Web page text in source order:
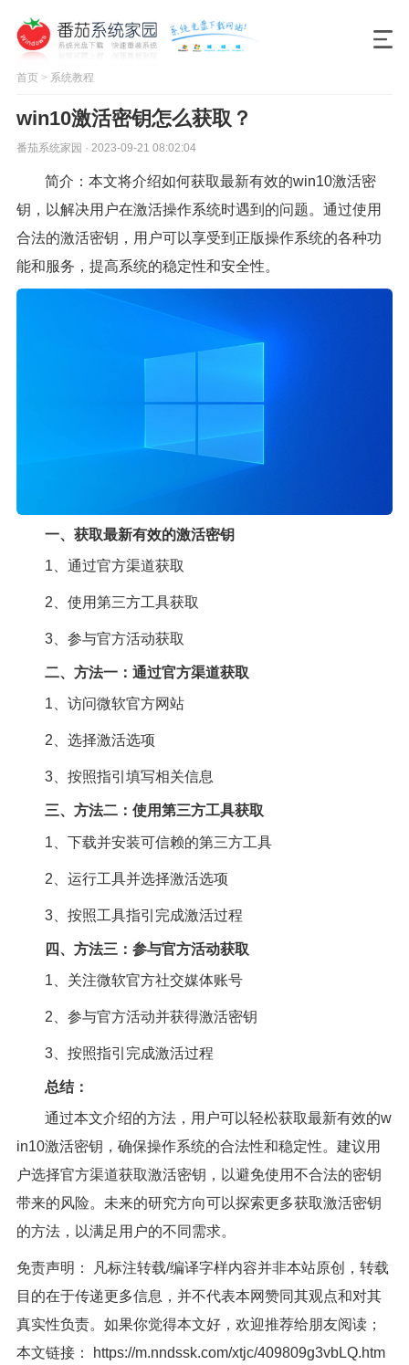
首页> 系统教程
win10激活密钥怎么获取？
番茄系统家园 · 2023-09-21 08:02:04
简介：本文将介绍如何获取最新有效的win10激活密
钥，以解决用户在激活操作系统时遇到的问题。通过使用
合法的激活密钥，用户可以享受到正版操作系统的各种功
能和服务，提高系统的稳定性和安全性。
一、获取最新有效的激活密钥
1、通过官方渠道获取
2、使用第三方工具获取
3、参与官方活动获取
二、方法一：通过官方渠道获取
1、访问微软官方网站
2、选择激活选项
3、按照指引填写相关信息
三、方法二：使用第三方工具获取
1、下载并安装可信赖的第三方工具
2、运行工具并选择激活选项
3、按照工具指引完成激活过程
四、方法三：参与官方活动获取
1、关注微软官方社交媒体账号
2、参与官方活动并获得激活密钥
3、按照指引完成激活过程
总结：
通过本文介绍的方法，用户可以轻松获取最新有效的w
in10激活密钥，确保操作系统的合法性和稳定性。建议用
户选择官方渠道获取激活密钥，以避免使用不合法的密钥
带来的风险。未来的研究方向可以探索更多获取激活密钥
的方法，以满足用户的不同需求。
免责声明： 凡标注转载/编译字样内容并非本站原创，转载
目的在于传递更多信息，并不代表本网赞同其观点和对其
真实性负责。如果你觉得本文好，欢迎推荐给朋友阅读；
本文链接：
https://m.nndssk.com/xtjc/409809g3vbLQ.htm